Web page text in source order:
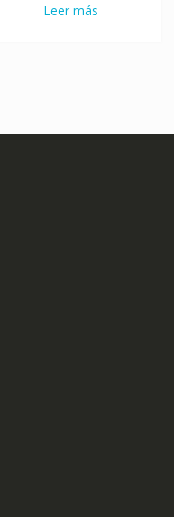
Leer más